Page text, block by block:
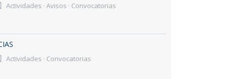
Actividades · Avisos · Convocatorias
Actividades · Convocatorias